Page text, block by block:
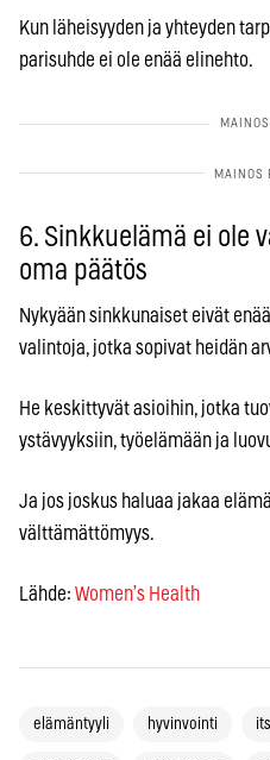
Kun läheisyyden ja yhteyden
parisuhde ei ole enää elinehto.
6. Sinkkuelämä ei ole
oma päätös
Nykyään sinkkunaiset eivät
valintoja, jotka sopivat heidän
He keskittyvät asioihin, jotka
ystävyyksiin, työelämään ja
Ja jos joskus haluaa jakaa
välttämättömyys.
Lähde: Women’s Health
elämäntyyli hyvinvointi